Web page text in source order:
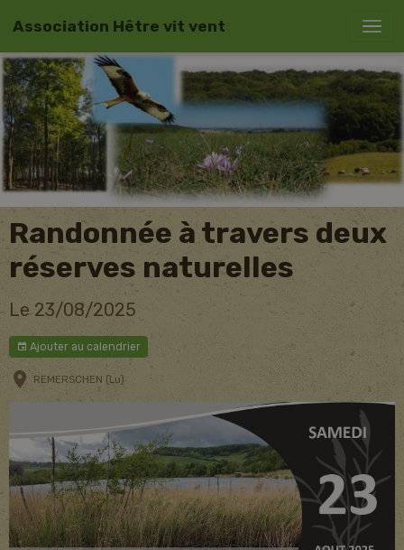
Association Hêtre vit vent
Randonnée à travers deux
réserves naturelles
Le 23/08/2025
Ajouter au calendrier
REMERSCHEN (Lu)